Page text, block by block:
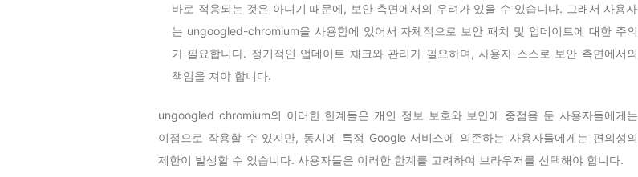
바로 적용되는 것은 아니기 때문에, 보안 측면에서의 우려가 있을 수 있습니다. 그래서 사용자
는 ungoogled-chromium을 사용함에 있어서 자체적으로 보안 패치 및 업데이트에 대한 주의
가 필요합니다. 정기적인 업데이트 체크와 관리가 필요하며, 사용자 스스로 보안 측면에서의
책임을 져야 합니다.
ungoogled chromium의 이러한 한계들은 개인 정보 보호와 보안에 중점을 둔 사용자들에게는
이점으로 작용할 수 있지만, 동시에 특정 Google 서비스에 의존하는 사용자들에게는 편의성의
제한이 발생할 수 있습니다. 사용자들은 이러한 한계를 고려하여 브라우저를 선택해야 합니다.